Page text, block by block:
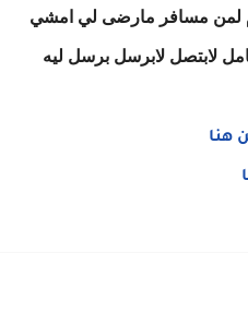
لمن مسافر مارضى لي امشي
لابتصل لابرسل برسل ليه
هنا